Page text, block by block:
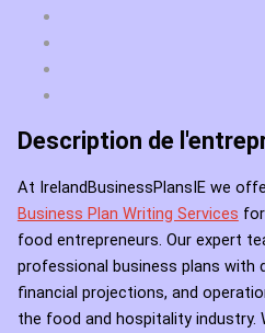
Description de
At IrelandBusinessPlansIE we
Business Plan Writing Services
food entrepreneurs. Our expert
professional business plans with
financial projections, and
the food and hospitality industry.